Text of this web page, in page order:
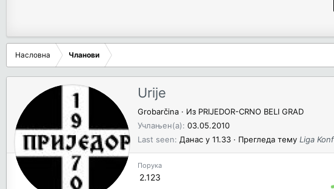
Насловна Чланови
Urije
Grobarčina · Из PRIJEDOR-CRNO BELI GRAD
Учлањен(а) 03.05.2010
Last seen
Данас у 11.33 · Прегледа тему Liga
Порука
2.123